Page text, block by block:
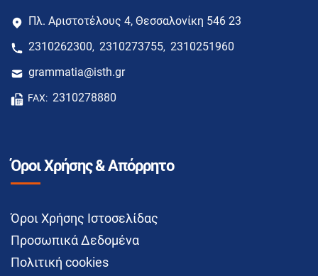
Πλ. Αριστοτέλους 4, Θεσσαλονίκη 546 23
2310262300, 2310273755, 2310251960
grammatia@isth.gr
FAX: 2310278880
Όροι Χρήσης & Απόρρητο
Όροι Χρήσης Ιστοσελίδας
Προσωπικά Δεδομένα
Πολιτική cookies